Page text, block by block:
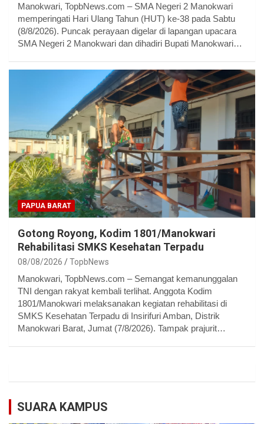
Manokwari, TopbNews.com – SMA Negeri 2 Manokwari
memperingati Hari Ulang Tahun (HUT) ke-38 pada Sabtu
(8/8/2026). Puncak perayaan digelar di lapangan upacara
SMA Negeri 2 Manokwari dan dihadiri Bupati Manokwari…
PAPUA BARAT
Gotong Royong, Kodim 1801/Manokwari
Rehabilitasi SMKS Kesehatan Terpadu
08/08/2026 TopbNews
Manokwari, TopbNews.com – Semangat kemanunggalan
TNI dengan rakyat kembali terlihat. Anggota Kodim
1801/Manokwari melaksanakan kegiatan rehabilitasi di
SMKS Kesehatan Terpadu di Insirifuri Amban, Distrik
Manokwari Barat, Jumat (7/8/2026). Tampak prajurit…
SUARA KAMPUS